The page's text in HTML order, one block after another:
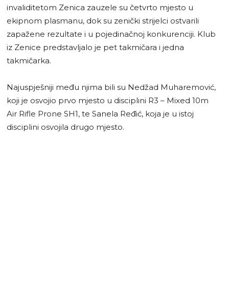
invaliditetom Zenica zauzele su četvrto mjesto u
ekipnom plasmanu, dok su zenički strijelci ostvarili
zapažene rezultate i u pojedinačnoj konkurenciji. Klub
iz Zenice predstavljalo je pet takmičara i jedna
takmičarka.
Najuspješniji među njima bili su Nedžad Muharemović,
koji je osvojio prvo mjesto u disciplini R3 – Mixed 10m
Air Rifle Prone SH1, te Sanela Ređić, koja je u istoj
disciplini osvojila drugo mjesto.